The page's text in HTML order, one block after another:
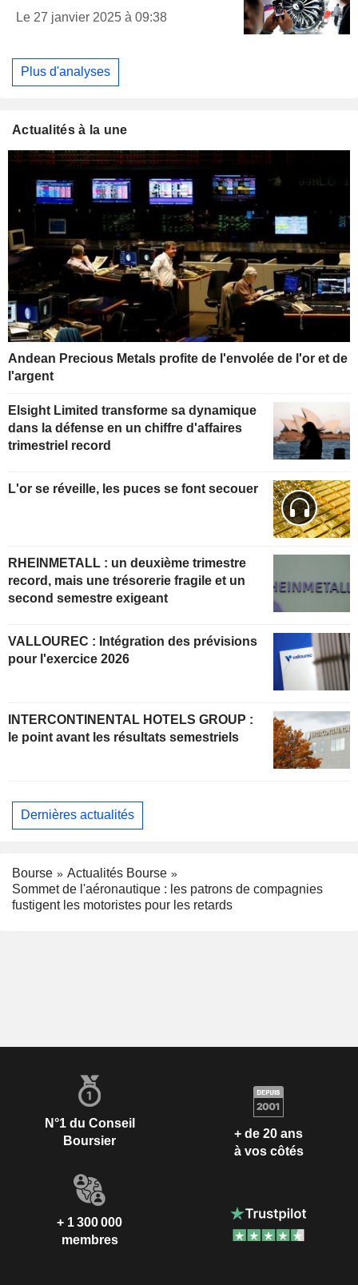
Le 27 janvier 2025 à 09:38
Plus d'analyses
Actualités à la une
Andean Precious Metals profite de l'envolée de l'or et de
l'argent
Elsight Limited transforme sa dynamique
dans la défense en un chiffre d'affaires
trimestriel record
L'or se réveille, les puces se font secouer
RHEINMETALL : un deuxième trimestre
record, mais une trésorerie fragile et un
second semestre exigeant
VALLOUREC : Intégration des prévisions
pour l'exercice 2026
INTERCONTINENTAL HOTELS GROUP :
le point avant les résultats semestriels
Dernières actualités
Bourse
Actualités Bourse
Sommet de l'aéronautique : les patrons de compagnies
fustigent les motoristes pour les retards
N°1 du Conseil
Boursier
+ de 20 ans
à vos côtés
+ 1 300 000
membres